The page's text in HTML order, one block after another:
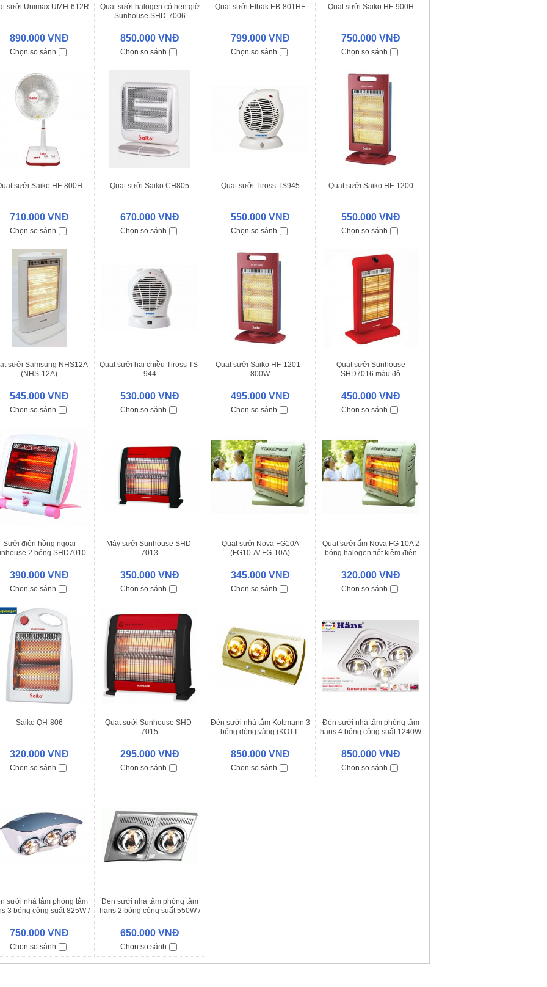
sưởi Unimax UMH-612R
890.000 VNĐ
Chọn so sánh
Quạt sưởi halogen có hẹn giờ
Sunhouse SHD-7006
850.000 VNĐ
Chọn so sánh
Quạt sưởi Elbak EB-801HF
799.000 VNĐ
Chọn so sánh
Quạt sưởi Saiko HF-900H
750.000 VNĐ
Chọn so sánh
sưởi Saiko HF-800H
710.000 VNĐ
Chọn so sánh
Quạt sưởi Saiko CH805
670.000 VNĐ
Chọn so sánh
Quạt sưởi Tiross TS945
550.000 VNĐ
Chọn so sánh
Quạt sưởi Saiko HF-1200
550.000 VNĐ
Chọn so sánh
sưởi Samsung NHS12A
(NHS-12A)
545.000 VNĐ
Chọn so sánh
Quạt sưởi hai chiều Tiross TS-
944
530.000 VNĐ
Chọn so sánh
Quạt sưởi Saiko HF-1201 -
800W
495.000 VNĐ
Chọn so sánh
Quạt sưởi Sunhouse
SHD7016 màu đỏ
450.000 VNĐ
Chọn so sánh
Sưởi điện hồng ngoại
2 bóng SHD7010
390.000 VNĐ
Chọn so sánh
Máy sưởi Sunhouse SHD-
7013
350.000 VNĐ
Chọn so sánh
Quạt sưởi Nova FG10A
(FG10-A/ FG-10A)
345.000 VNĐ
Chọn so sánh
Quạt sưởi ấm Nova FG 10A 2
bóng halogen tiết kiệm điện
320.000 VNĐ
Chọn so sánh
Saiko QH-806
320.000 VNĐ
Chọn so sánh
Quạt sưởi Sunhouse SHD-
7015
295.000 VNĐ
Chọn so sánh
Đèn sưởi nhà tắm Kottmann 3
bóng dòng vàng (KOTT-
850.000 VNĐ
Chọn so sánh
Đèn sưởi nhà tắm phòng tắm
hans 4 bóng công suất 1240W
850.000 VNĐ
Chọn so sánh
sưởi nhà tắm phòng tắm
3 bóng công suất 825W /
750.000 VNĐ
Chọn so sánh
Đèn sưởi nhà tắm phòng tắm
hans 2 bóng công suất 550W /
650.000 VNĐ
Chọn so sánh